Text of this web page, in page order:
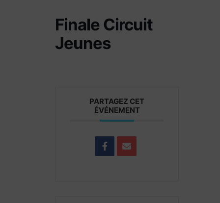
Finale Circuit
Jeunes
PARTAGEZ CET
ÉVÉNEMENT